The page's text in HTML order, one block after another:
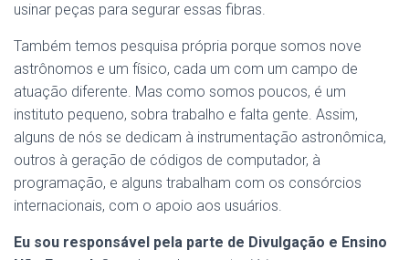
usinar peças para segurar essas fibras.
Também temos pesquisa própria porque somos nove
astrônomos e um físico, cada um com um campo de
atuação diferente. Mas como somos poucos, é um
instituto pequeno, sobra trabalho e falta gente. Assim,
alguns de nós se dedicam à instrumentação astronômica,
outros à geração de códigos de computador, à
programação, e alguns trabalham com os consórcios
internacionais, com o apoio aos usuários.
Eu sou responsável pela parte de Divulgação e Ensino